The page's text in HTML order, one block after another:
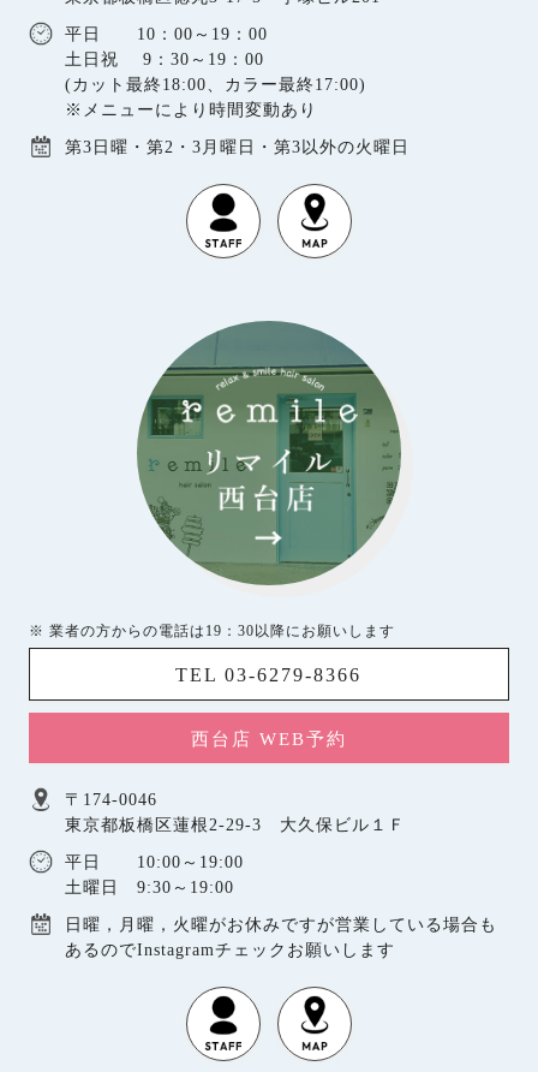
平日 10：00～19：00
土日祝 9：30～19：00
(カット最終18:00、カラー最終17:00)
※メニューにより時間変動あり
第3日曜・第2・3月曜日・第3以外の火曜日
※ 業者の方からの電話は19：30以降にお願いします
TEL 03-6279-8366
西台店 WEB予約
〒174-0046
東京都板橋区蓮根2-29-3 大久保ビル１Ｆ
平日 10:00～19:00
土曜日 9:30～19:00
日曜，月曜，火曜がお休みですが営業している場合も
あるのでInstagramチェックお願いします